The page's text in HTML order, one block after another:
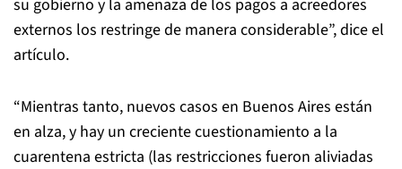
su gobierno y la amenaza de los pagos a acreedores
externos los restringe de manera considerable”, dice el
artículo.
“Mientras tanto, nuevos casos en Buenos Aires están
en alza, y hay un creciente cuestionamiento a la
cuarentena estricta (las restricciones fueron aliviadas